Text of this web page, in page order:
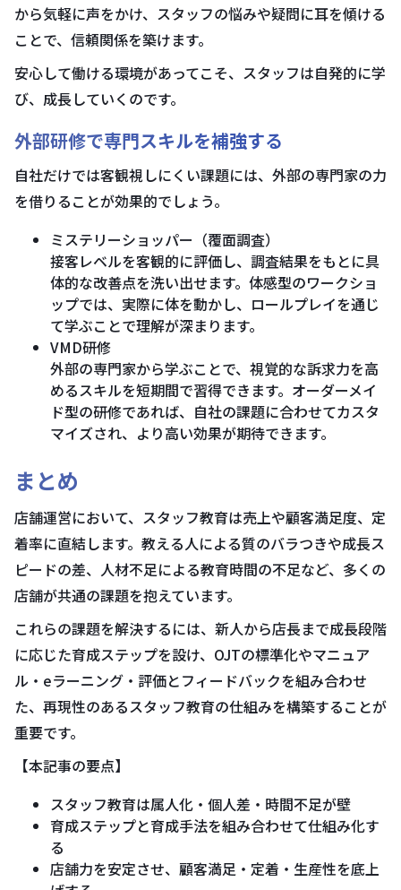
から気軽に声をかけ、スタッフの悩みや疑問に耳を傾ける
ことで、信頼関係を築けます。
安心して働ける環境があってこそ、スタッフは自発的に学
び、成長していくのです。
外部研修で専門スキルを補強する
自社だけでは客観視しにくい課題には、外部の専門家の力
を借りることが効果的でしょう。
ミステリーショッパー（覆面調査）
接客レベルを客観的に評価し、調査結果をもとに具
体的な改善点を洗い出せます。体感型のワークショ
ップでは、実際に体を動かし、ロールプレイを通じ
て学ぶことで理解が深まります。
VMD研修
外部の専門家から学ぶことで、視覚的な訴求力を高
めるスキルを短期間で習得できます。オーダーメイ
ド型の研修であれば、自社の課題に合わせてカスタ
マイズされ、より高い効果が期待できます。
まとめ
店舗運営において、スタッフ教育は売上や顧客満足度、定
着率に直結します。教える人による質のバラつきや成長ス
ピードの差、人材不足による教育時間の不足など、多くの
店舗が共通の課題を抱えています。
これらの課題を解決するには、新人から店長まで成長段階
に応じた育成ステップを設け、OJTの標準化やマニュア
ル・eラーニング・評価とフィードバックを組み合わせ
た、再現性のあるスタッフ教育の仕組みを構築することが
重要です。
【本記事の要点】
スタッフ教育は属人化・個人差・時間不足が壁
育成ステップと育成手法を組み合わせて仕組み化す
る
店舗力を安定させ、顧客満足・定着・生産性を底上